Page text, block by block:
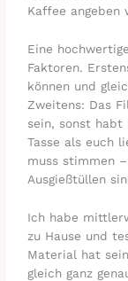
Kaffee angeben
Eine
Faktoren.
können und
Zweitens: Das
sein, sonst
Tasse als euch
muss stimmen
Ausgießtüllen
Ich habe
zu Hause und
Material hat
gleich ganz